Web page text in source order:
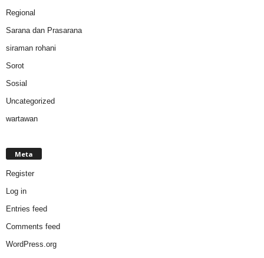
Regional
Sarana dan Prasarana
siraman rohani
Sorot
Sosial
Uncategorized
wartawan
Meta
Register
Log in
Entries feed
Comments feed
WordPress.org